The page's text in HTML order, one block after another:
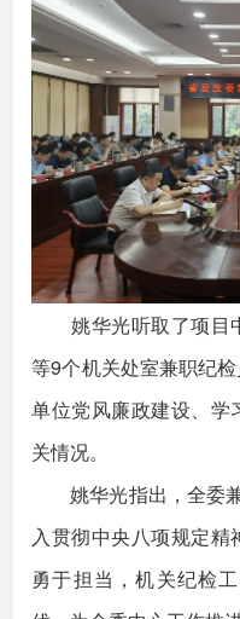
姚华光听取了项目
等9个机关处室兼职纪
单位党风廉政建设、学
关情况。
姚华光指出，全委兼
入贯彻中央八项规定精
勇于担当，机关纪检